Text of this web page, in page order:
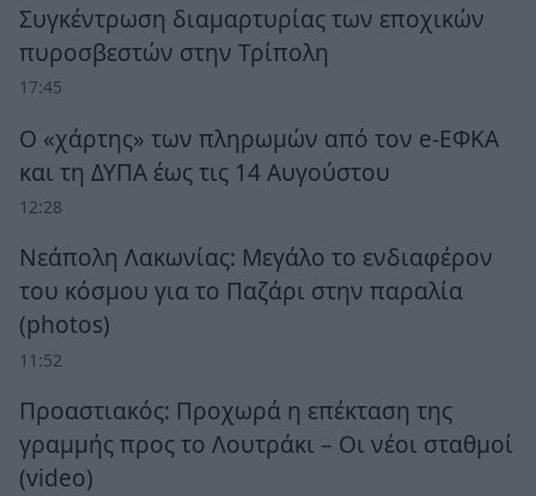
Συγκέντρωση διαμαρτυρίας των εποχικών
πυροσβεστών στην Τρίπολη
17:45
Ο «χάρτης» των πληρωμών από τον e-ΕΦΚΑ
και τη ΔΥΠΑ έως τις 14 Αυγούστου
12:28
Νεάπολη Λακωνίας: Μεγάλο το ενδιαφέρον
του κόσμου για το Παζάρι στην παραλία
(photos)
11:52
Προαστιακός: Προχωρά η επέκταση της
γραμμής προς το Λουτράκι – Οι νέοι σταθμοί
(video)